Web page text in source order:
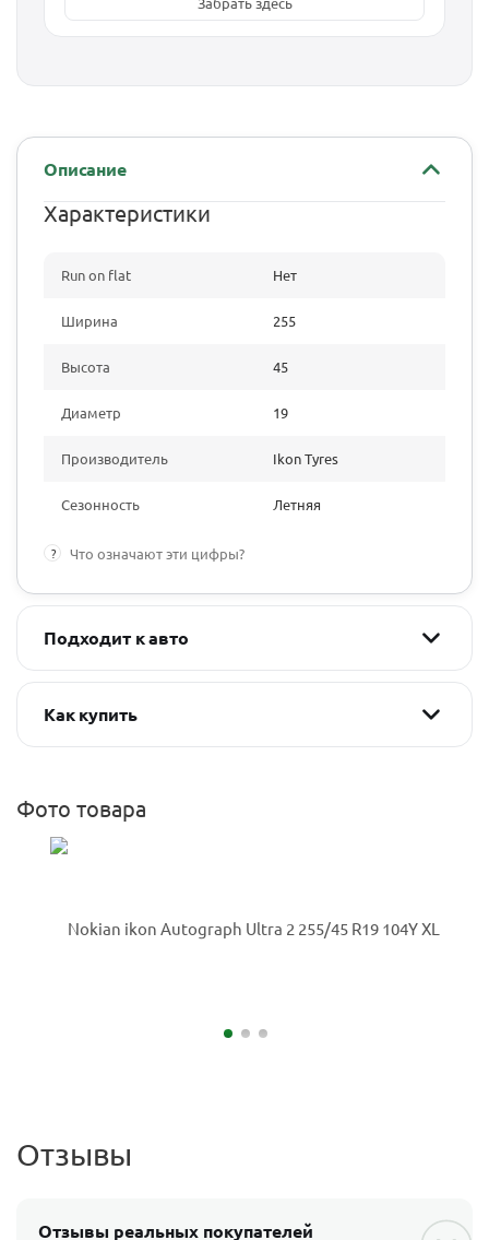
Описание
Характеристики
Run on flat Нет
Ширина 255
Высота 45
Диаметр 19
Производитель Ikon Tyres
Сезонность Летняя
? Что означают эти цифры?
Подходит к авто
Как купить
Фото товара
Отзывы
Отзывы реальных покупателей